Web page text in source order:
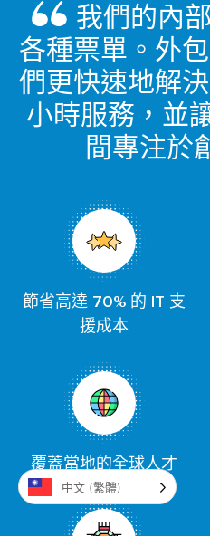
我們的內
各種票單。外
們更快速地解
小時服務，並
間專注於
節省高達 70% 的 IT 支
援成本
覆蓋當地的全球人才
中文 (繁體)